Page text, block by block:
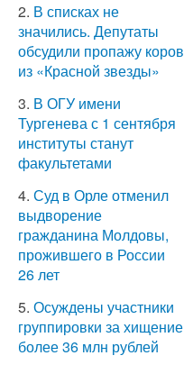
2. В списках не
значились. Депутаты
обсудили пропажу коров
из «Красной звезды»
3. В ОГУ имени
Тургенева с 1 сентября
институты станут
факультетами
4. Суд в Орле отменил
выдворение
гражданина Молдовы,
прожившего в России
26 лет
5. Осуждены участники
группировки за хищение
более 36 млн рублей